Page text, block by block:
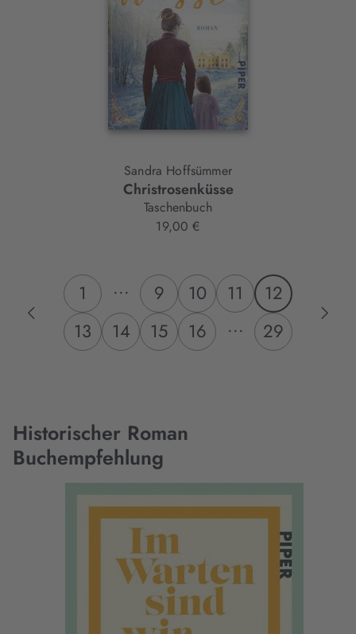
Sandra Hoffsümmer
Christrosenküsse
Taschenbuch
19,00 €
1 ... 9 10 11
12
13
14 15 16 ... 29
Historischer Roman
Buchempfehlung